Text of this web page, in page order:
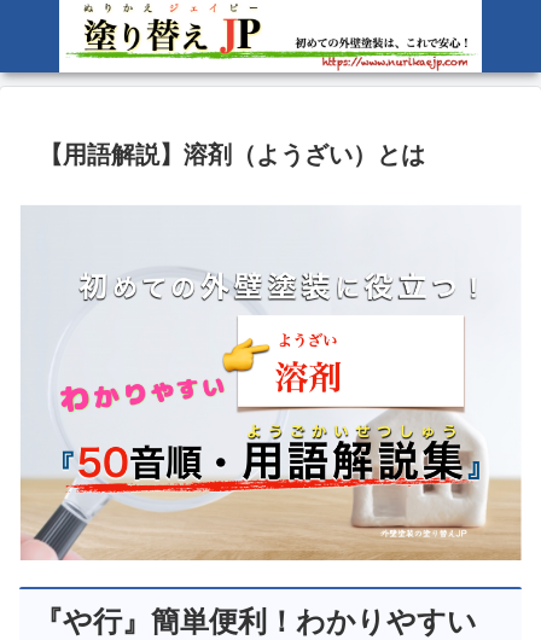
【用語解説】溶剤（ようざい）とは
『や行』簡単便利！わかりやすい